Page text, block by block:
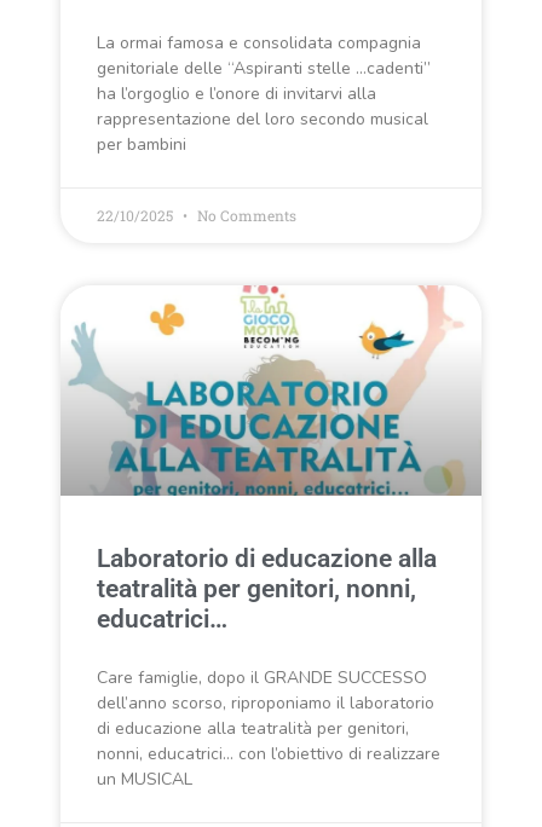
La ormai famosa e consolidata compagnia
genitoriale delle “Aspiranti stelle …cadenti”
ha l’orgoglio e l’onore di invitarvi alla
rappresentazione del loro secondo musical
per bambini
22/10/2025 No Comments
Laboratorio di educazione alla
teatralità per genitori, nonni,
educatrici…
Care famiglie, dopo il GRANDE SUCCESSO
dell’anno scorso, riproponiamo il laboratorio
di educazione alla teatralità per genitori,
nonni, educatrici… con l’obiettivo di realizzare
un MUSICAL